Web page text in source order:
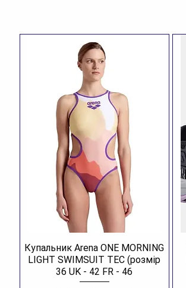
Купальник Arena ONE MORNING
LIGHT SWIMSUIT TEC (розмір
36 UK - 42 FR - 46